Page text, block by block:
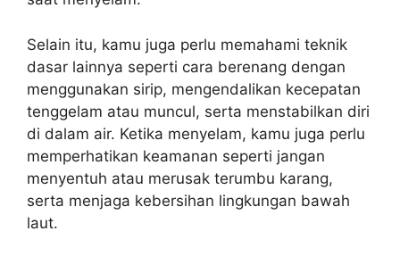
Selain itu, kamu juga perlu memahami teknik
dasar lainnya seperti cara berenang dengan
menggunakan sirip, mengendalikan kecepatan
tenggelam atau muncul, serta menstabilkan diri
di dalam air. Ketika menyelam, kamu juga perlu
memperhatikan keamanan seperti jangan
menyentuh atau merusak terumbu karang,
serta menjaga kebersihan lingkungan bawah
laut.